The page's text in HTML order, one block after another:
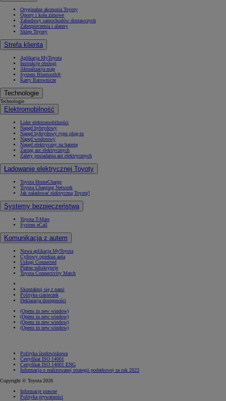
Oryginalne akcesoria Toyoty
Opony i koła zimowe
Zabudowy samochodów dostawczych
Zabezpieczenia i alarmy
Sklep Toyoty
Strefa klienta
Aplikacja MyToyota
Instrukcje obsługi
Aktualizacja map
System Bluetooth®
Karty Ratownicze
Technologie
Technologie
Elektromobilność
Lider elektromobilności
Napęd hybrydowy
Napęd hybrydowy typu plug-in
Napęd wodorowy
Napęd elektryczny na baterię
Zasięg aut elektrycznych
Zalety posiadania aut elektrycznych
Ładowanie elektrycznej Toyoty
Toyota HomeCharge
Toyota Charging Network
Jak naładować elektryczną Toyotę?
Systemy bezpieczeństwa
Toyota T-Mate
System eCall
Komunikacja z autem
Nowa aplikacja MyToyota
Cyfrowy opiekun auta
Usługi Connected
Płatne subskrypcje
Toyota Connectivity Match
Skontaktuj się z nami
Polityka ciasteczek
Deklaracja dostępności
(Opens in new window)
(Opens in new window)
(Opens in new window)
(Opens in new window)
Polityka środowiskowa
Certyfikat ISO 14001
Certyfikat ISO 14001 ENG
Informacja o realizowanej strategii podatkowej za rok 2023
Copyright © Toyota 2026
Informacje prawne
Polityka prywatności